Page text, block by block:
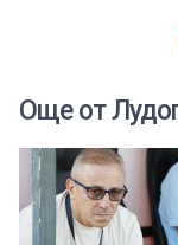
Още от